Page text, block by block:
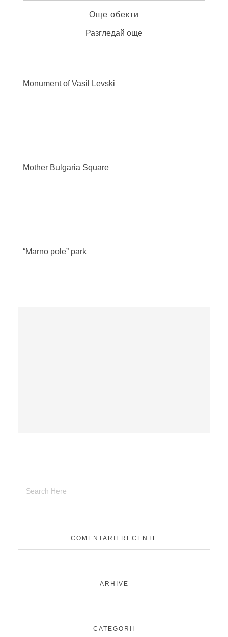
Още обекти
Разгледай още
Monument of Vasil Levski
Mother Bulgaria Square
“Marno pole” park
COMENTARII RECENTE
ARHIVE
CATEGORII